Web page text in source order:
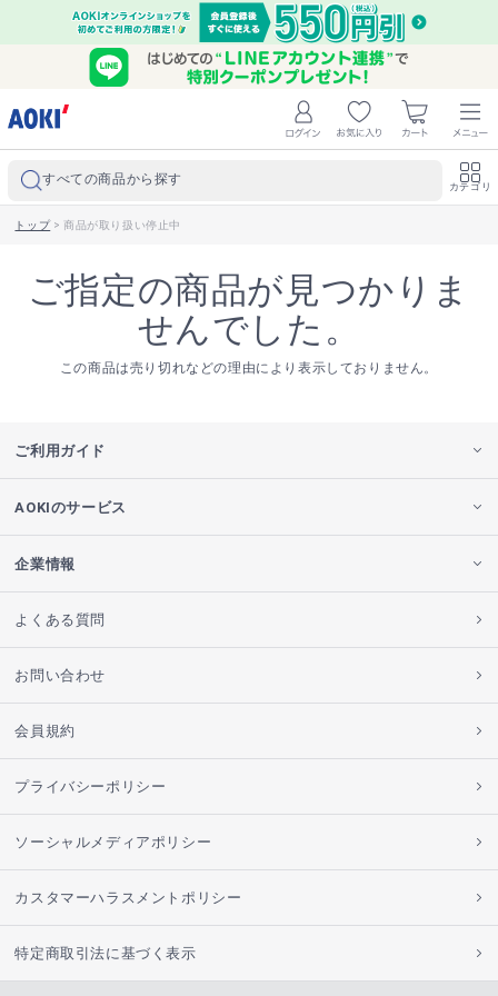
すべての商品から探す カテゴリ
トップ> 商品が取り扱い停止中
ご指定の商品が見つかりま
せんでした。
この商品は売り切れなどの理由により表示しておりません。
ご利用ガイド
AOKIのサービス
企業情報
よくある質問
お問い合わせ
会員規約
プライバシーポリシー
ソーシャルメディアポリシー
カスタマーハラスメントポリシー
特定商取引法に基づく表示